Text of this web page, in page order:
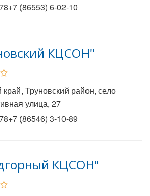
(86553) 6-02-10
КЦСОН"
Труновский район, село
улица, 27
(86546) 3-10-89
КЦСОН"